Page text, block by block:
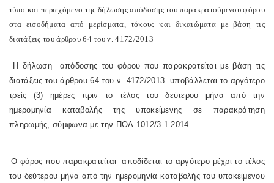
τύπο και περιεχόμενο της δήλωσης απόδοσης του παρακρατούμενου φόρου
στα εισοδήματα από μερίσματα, τόκους και δικαιώματα με βάση τις
διατάξεις του άρθρου 64 του ν. 4172/2013
Η δήλωση
απόδοσης του φόρου που παρακρατείται με βάση τις
διατάξεις του άρθρου 64 του ν. 4172/2013 υποβάλλεται το αργότερο
τρείς (3) ημέρες πριν το τέλος του δεύτερου μήνα από την
ημερομηνία καταβολής της υποκείμενης σε παρακράτηση
πληρωμής, σύμφωνα με την ΠΟΛ.1012/3.1.2014
Ο φόρος που παρακρατείται αποδίδεται το αργότερο μέχρι το τέλος
του δεύτερου μήνα από την ημερομηνία καταβολής του υποκείμενου